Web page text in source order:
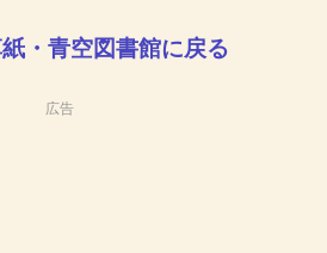
・青空図書館に戻る
広告